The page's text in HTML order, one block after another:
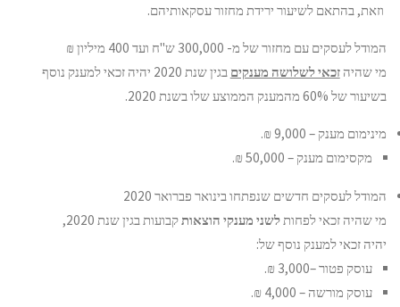
וזאת, בהתאם לשיעור ירידת מחזור עסקאותיהם.
המודל לעסקים עם מחזור של מ- 300,000 ש"ח ועד 400 מיליון ₪
מי שהיהזכאי לשלושה מענקים
בגין שנת 2020 יהיה זכאי למענק נוסף
בשיעור של 60% מהמענק הממוצע שלו בשנת 2020.
מינימום מענק – 9,000 ₪.
מקסימום מענק – 50,000 ₪.
המודל לעסקים חדשים שנפתחו בינואר פברואר 2020
מי שהיה זכאי לפחות לשני מענקי הוצאות
קבועות בגין שנת 2020,
יהיה זכאי למענק נוסף של:
עוסק פטור –3,000 ₪.
עוסק מורשה – 4,000 ₪.